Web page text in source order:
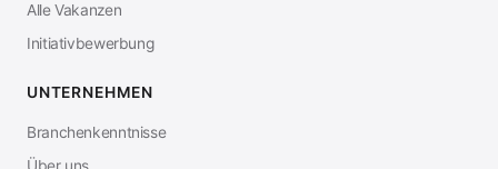
Alle Vakanzen
Initiativbewerbung
UNTERNEHMEN
Branchenkenntnisse